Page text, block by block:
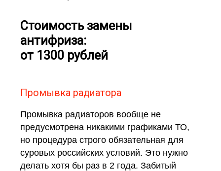
Стоимость замены
антифриза:
от 1300 рублей
Промывка радиатора
Промывка радиаторов вообще не
предусмотрена никакими графиками ТО,
но процедура строго обязательная для
суровых российских условий. Это нужно
делать хотя бы раз в 2 года. Забитый